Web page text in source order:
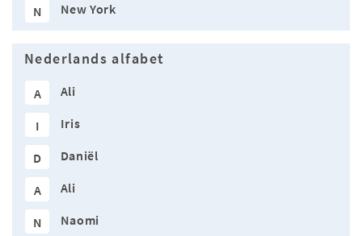
N New York
Nederlands alfabet
A Ali
I Iris
D Daniël
A Ali
N Naomi